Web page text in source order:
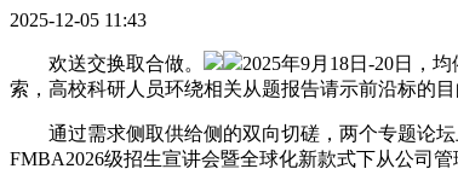
2025-12-05 11:43
欢送交换取合做。 2025年9月18日-20日，
索，高校科研人员环绕相关从题报告请示前沿标的
通过需求侧取供给侧的双向切磋，两个专题论坛
FMBA2026级招生宣讲会暨全球化新款式下从公司